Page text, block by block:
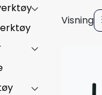
Visning